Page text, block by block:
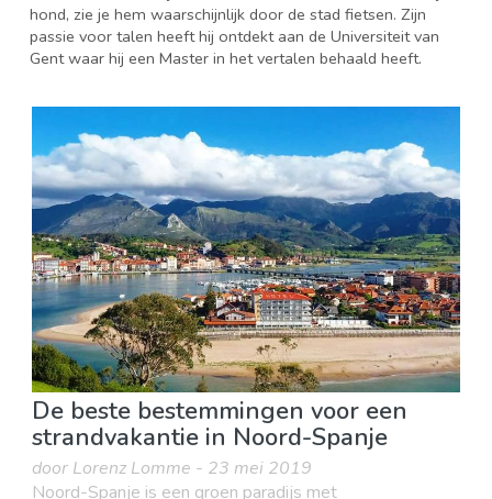
hond, zie je hem waarschijnlijk door de stad fietsen. Zijn
passie voor talen heeft hij ontdekt aan de Universiteit van
Gent waar hij een Master in het vertalen behaald heeft.
De beste bestemmingen voor een
strandvakantie in Noord-Spanje
door Lorenz Lomme - 23 mei 2019
Noord-Spanje is een groen paradijs met